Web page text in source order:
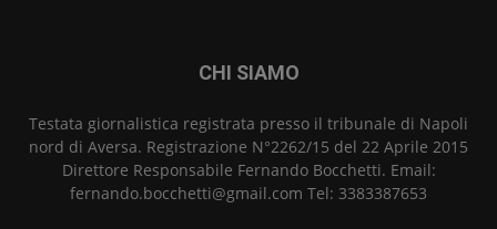
CHI SIAMO
Testata giornalistica registrata presso il tribunale di Napoli
nord di Aversa. Registrazione N°2262/15 del 22 Aprile 2015
Direttore Responsabile Fernando Bocchetti. Email:
fernando.bocchetti@gmail.com Tel: 3383387653